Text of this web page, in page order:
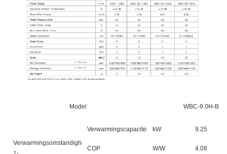
Model WBC-9.0H-B
Verwarmingsomstandigheden
Verwarmingscapaciteit kW 9.25
COP W/W 4.08